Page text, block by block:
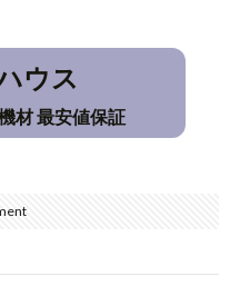
ウス
材 最安値保証